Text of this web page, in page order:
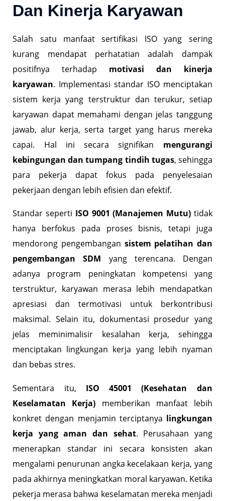
Dan Kinerja Karyawan
Salah satu manfaat sertifikasi ISO yang sering
kurang mendapat perhatatian adalah dampak
positifnya terhadap motivasi dan kinerja
karyawan. Implementasi standar ISO menciptakan
sistem kerja yang terstruktur dan terukur, setiap
karyawan dapat memahami dengan jelas tanggung
jawab, alur kerja, serta target yang harus mereka
capai. Hal ini secara signifikan mengurangi
kebingungan dan tumpang tindih tugas, sehingga
para pekerja dapat fokus pada penyelesaian
pekerjaan dengan lebih efisien dan efektif.
Standar seperti ISO 9001 (Manajemen Mutu) tidak
hanya berfokus pada proses bisnis, tetapi juga
mendorong pengembangan sistem pelatihan dan
pengembangan SDM yang terencana. Dengan
adanya program peningkatan kompetensi yang
terstruktur, karyawan merasa lebih mendapatkan
apresiasi dan termotivasi untuk berkontribusi
maksimal. Selain itu, dokumentasi prosedur yang
jelas meminimalisir kesalahan kerja, sehingga
menciptakan lingkungan kerja yang lebih nyaman
dan bebas stres.
Sementara itu, ISO 45001 (Kesehatan dan
Keselamatan Kerja) memberikan manfaat lebih
konkret dengan menjamin terciptanya lingkungan
kerja yang aman dan sehat. Perusahaan yang
menerapkan standar ini secara konsisten akan
mengalami penurunan angka kecelakaan kerja, yang
pada akhirnya meningkatkan moral karyawan. Ketika
pekerja merasa bahwa keselamatan mereka menjadi